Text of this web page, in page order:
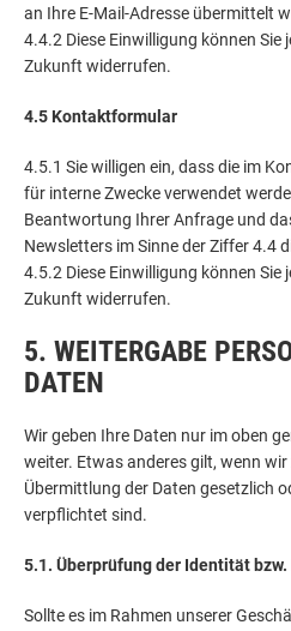
an Ihre E-Mail-Adresse übermittelt
4.4.2 Diese Einwilligung können Sie
Zukunft widerrufen.
4.5 Kontaktformular
4.5.1 Sie willigen ein, dass die im
für interne Zwecke verwendet
Beantwortung Ihrer Anfrage und
Newsletters im Sinne der Ziffer 4.4
4.5.2 Diese Einwilligung können Sie
Zukunft widerrufen.
5. WEITERGABE
DATEN
Wir geben Ihre Daten nur im oben
weiter. Etwas anderes gilt, wenn
Übermittlung der Daten gesetzlich
verpflichtet sind.
5.1. Überprüfung der Identität
Sollte es im Rahmen unserer